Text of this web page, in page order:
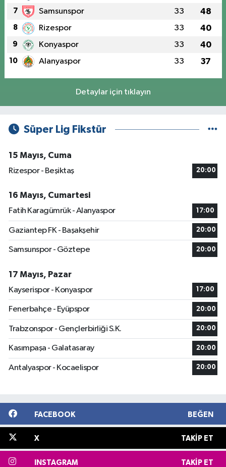
7 Samsunspor 33 48
8 Rizespor 33 40
9 Konyaspor 33 40
10 Alanyaspor 33 37
Detaylar için tıklayın
Süper Lig Fikstür
15 Mayıs, Cuma
Rizespor - Beşiktaş
20:00
16 Mayıs, Cumartesi
Fatih Karagümrük - Alanyaspor
17:00
Gaziantep FK - Başakşehir 20:00
Samsunspor - Göztepe 20:00
17 Mayıs, Pazar
Kayserispor - Konyaspor
17:00
Fenerbahçe - Eyüpspor 20:00
Trabzonspor - Gençlerbirliği S.K. 20:00
Kasımpaşa - Galatasaray 20:00
Antalyaspor - Kocaelispor 20:00
FACEBOOK BEĞEN
X TAKIP ET
INSTAGRAM TAKIP ET